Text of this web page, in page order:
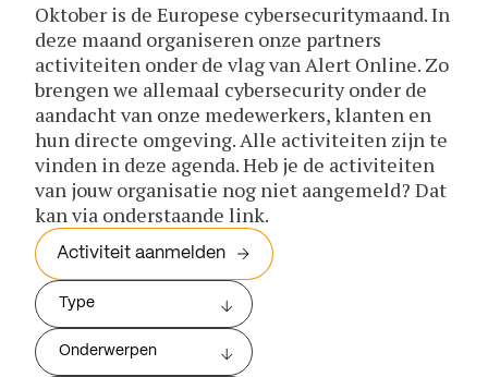
Oktober is de Europese cybersecuritymaand. In
deze maand organiseren onze partners
activiteiten onder de vlag van Alert Online. Zo
brengen we allemaal cybersecurity onder de
aandacht van onze medewerkers, klanten en
hun directe omgeving. Alle activiteiten zijn te
vinden in deze agenda. Heb je de activiteiten
van jouw organisatie nog niet aangemeld? Dat
kan via onderstaande link.
Activiteit aanmelden
Type
Onderwerpen